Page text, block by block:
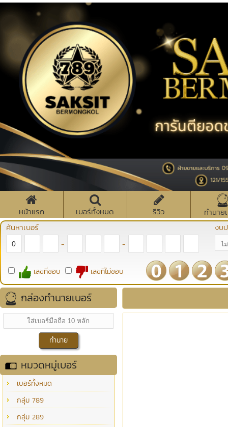
หน้าแรก เบอร์ทั้งหมด รีวิว
ทำนาย
ค้นหาเบอร์
- -
งบ
เลขที่ชอบ เลขที่ไม่ชอบ
กล่องทำนายเบอร์
หมวดหมู่เบอร์
เบอร์ทั้งหมด
กลุ่ม 789
กลุ่ม 289